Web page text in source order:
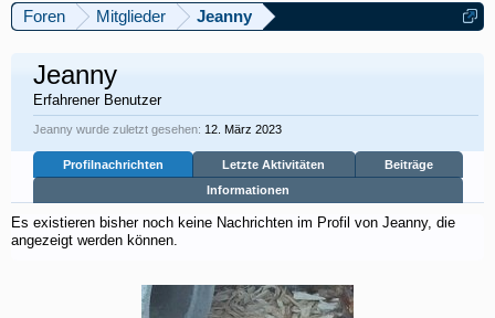
Foren Mitglieder Jeanny
Jeanny
Erfahrener Benutzer
Jeanny wurde zuletzt gesehen: 12. März 2023
Profilnachrichten Letzte Aktivitäten
Beiträge
Informationen
Es existieren bisher noch keine Nachrichten im Profil von Jeanny, die
angezeigt werden können.